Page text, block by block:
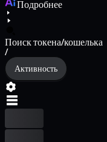
Подробнее
Поиск токена/кошелька
/
Активность